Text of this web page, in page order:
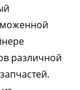
различной